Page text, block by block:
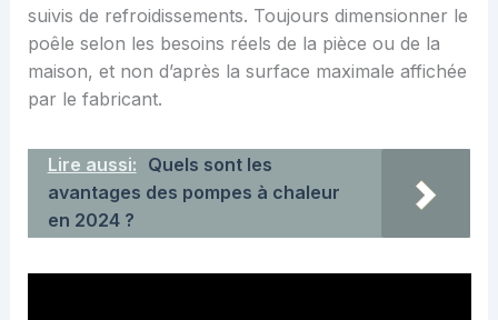
suivis de refroidissements. Toujours dimensionner le
poêle selon les besoins réels de la pièce ou de la
maison, et non d’après la surface maximale affichée
par le fabricant.
Lire aussi: Quels sont les
avantages des pompes à chaleur
en 2024 ?